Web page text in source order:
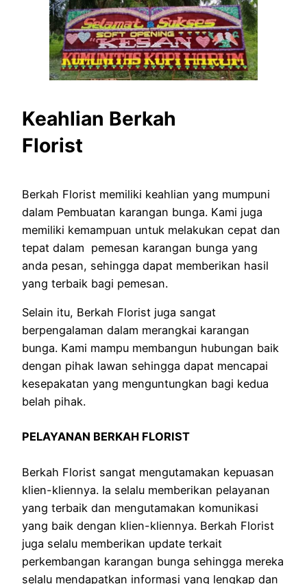
Keahlian Berkah
Florist
Berkah Florist memiliki keahlian yang mumpuni
dalam Pembuatan karangan bunga. Kami juga
memiliki kemampuan untuk melakukan cepat dan
tepat dalam pemesan karangan bunga yang
anda pesan, sehingga dapat memberikan hasil
yang terbaik bagi pemesan.
Selain itu, Berkah Florist juga sangat
berpengalaman dalam merangkai karangan
bunga. Kami mampu membangun hubungan baik
dengan pihak lawan sehingga dapat mencapai
kesepakatan yang menguntungkan bagi kedua
belah pihak.
PELAYANAN BERKAH FLORIST
Berkah Florist sangat mengutamakan kepuasan
klien-kliennya. Ia selalu memberikan pelayanan
yang terbaik dan mengutamakan komunikasi
yang baik dengan klien-kliennya. Berkah Florist
juga selalu memberikan update terkait
perkembangan karangan bunga sehingga mereka
selalu mendapatkan informasi yang lengkap dan